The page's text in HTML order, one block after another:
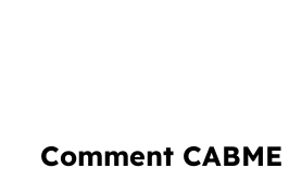
Comment